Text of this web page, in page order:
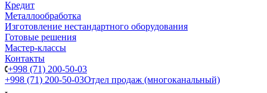
Кредит
Металлообработка
Изготовление нестандартного оборудования
Готовые решения
Мастер-классы
Контакты
+998 (71) 200-50-03
+998 (71) 200-50-03Отдел продаж (многоканальный)